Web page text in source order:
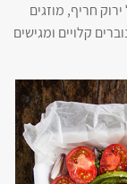
חריף, מוזגים
קלויים ומגישים